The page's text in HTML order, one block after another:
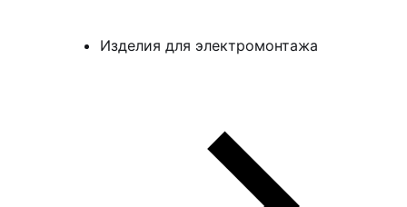
Изделия для электромонтажа